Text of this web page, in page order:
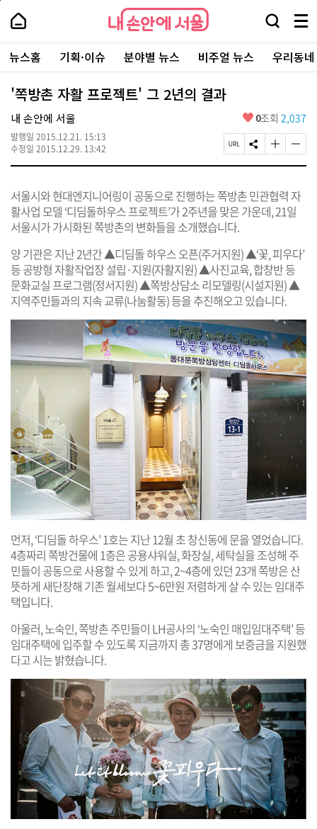
본
로
가
내
손
안
에
서
울
-
서
울
시
대
표
소
포
털
내
손
에
울
검
창
열
기
메
뉴
전
체
보
주
요
서
뉴스홈 기획·이슈 분야별 뉴스 비주얼 뉴스 우리동
'쪽방촌 자활 프로젝트' 그 2년의 결과
내 손안에 서울
발행일 2015.12.21. 15:13
수정일 2015.12.29. 13:42
좋
요
0조회 2,037
페
이
R
L
복
사
S
N
유
하
기
글
자
크
게
변
하
기
글
자
작
게
변
하
기
서울시와 현대엔지니어링이 공동으로 진행하는 쪽방촌 민관협력 자
활사업 모델 ‘디딤돌하우스 프로젝트’가 2주년을 맞은 가운데, 21일
서울시가 가시화된 쪽방촌의 변화들을 소개했습니다.
양 기관은 지난 2년간 ▲디딤돌 하우스 오픈(주거지원) ▲‘꽃, 피우다’
등 공방형 자활작업장 설립·지원(자활지원) ▲사진교육, 합창반 등
문화교실 프로그램(정서지원) ▲쪽방상담소 리모델링(시설지원) ▲
지역주민들과의 지속 교류(나눔활동) 등을 추진해오고 있습니다.
먼저, ‘디딤돌 하우스’ 1호는 지난 12월 초 창신동에 문을 열었습니다.
4층짜리 쪽방건물에 1층은 공용샤워실, 화장실, 세탁실을 조성해 주
민들이 공동으로 사용할 수 있게 하고, 2~4층에 있던 23개 쪽방은 산
뜻하게 새단장해 기존 월세보다 5~6만원 저렴하게 살 수 있는 임대주
택입니다.
아울러, 노숙인, 쪽방촌 주민들이 LH공사의 ‘노숙인 매입임대주택’ 등
임대주택에 입주할 수 있도록 지금까지 총 37명에게 보증금을 지원했
다고 시는 밝혔습니다.
페
상
단
로